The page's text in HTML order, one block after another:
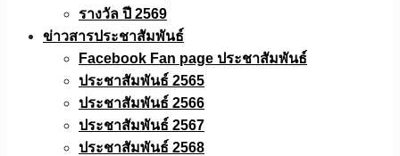
รางวัล ปี 2569
ข่าวสารประชาสัมพันธ์
Facebook Fan page ประชาสัมพันธ์
ประชาสัมพันธ์ 2565
ประชาสัมพันธ์ 2566
ประชาสัมพันธ์ 2567
ประชาสัมพันธ์ 2568